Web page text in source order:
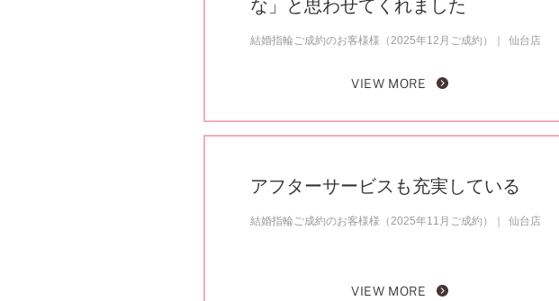
な」と思わせてくれました
結婚指輪ご成約のお客様様（2025年12月ご成約） 仙台店
VIEW MORE
アフターサービスも充実している
結婚指輪ご成約のお客様様（2025年11月ご成約） 仙台店
VIEW MORE